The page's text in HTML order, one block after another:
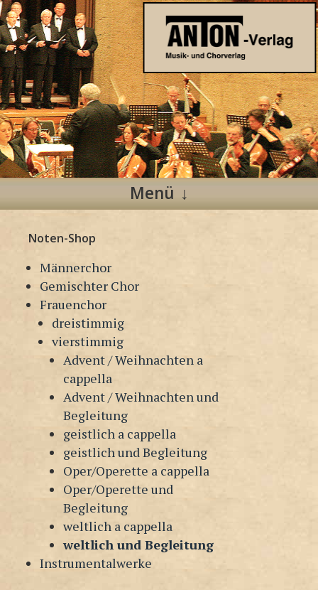
Anton Verlag
Musik- und Chorverlag
Menü
Inhalt
springen
Noten-Shop
Männerchor
Gemischter Chor
Frauenchor
dreistimmig
vierstimmig
Advent / Weihnachten a
cappella
Advent / Weihnachten und
Begleitung
geistlich a cappella
geistlich und Begleitung
Oper/Operette a cappella
Oper/Operette und
Begleitung
weltlich a cappella
weltlich und Begleitung
Instrumentalwerke